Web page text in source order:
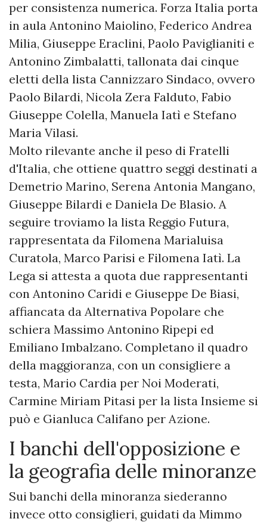
per consistenza numerica. Forza Italia porta
in aula Antonino Maiolino, Federico Andrea
Milia, Giuseppe Eraclini, Paolo Paviglianiti e
Antonino Zimbalatti, tallonata dai cinque
eletti della lista Cannizzaro Sindaco, ovvero
Paolo Bilardi, Nicola Zera Falduto, Fabio
Giuseppe Colella, Manuela Iatì e Stefano
Maria Vilasi.
​Molto rilevante anche il peso di Fratelli
d'Italia, che ottiene quattro seggi destinati a
Demetrio Marino, Serena Antonia Mangano,
Giuseppe Bilardi e Daniela De Blasio. A
seguire troviamo la lista Reggio Futura,
rappresentata da Filomena Marialuisa
Curatola, Marco Parisi e Filomena Iatì. La
Lega si attesta a quota due rappresentanti
con Antonino Caridi e Giuseppe De Biasi,
affiancata da Alternativa Popolare che
schiera Massimo Antonino Ripepi ed
Emiliano Imbalzano. Completano il quadro
della maggioranza, con un consigliere a
testa, Mario Cardia per Noi Moderati,
Carmine Miriam Pitasi per la lista Insieme si
può e Gianluca Califano per Azione.
​I banchi dell'opposizione e
la geografia delle minoranze
​Sui banchi della minoranza siederanno
invece otto consiglieri, guidati da Mimmo